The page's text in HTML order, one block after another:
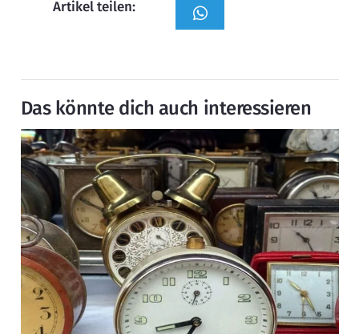
Artikel teilen:
Das könnte dich auch interessieren